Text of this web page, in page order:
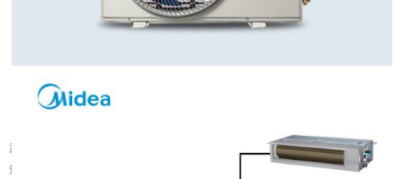
武汉大量建成年代较早的楼宇分布在老城片区，涵盖办公、商业以及部分居住建
筑。不少旧楼原有降温取暖设备老化，室内温控体验有限，很多业主会考虑...